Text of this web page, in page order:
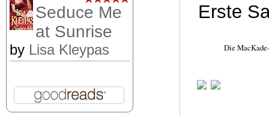
Seduce Me
at Sunrise
by Lisa Kleypas
Erste
Die